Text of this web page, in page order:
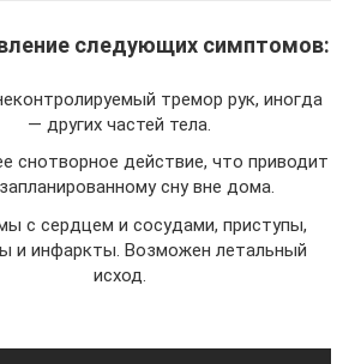
следующих симптомов:
тремор рук, иногда
— других частей тела.
снотворное действие, что приводит
сну вне дома.
с сердцем и сосудами, приступы,
и инфаркты. Возможен летальный
исход.